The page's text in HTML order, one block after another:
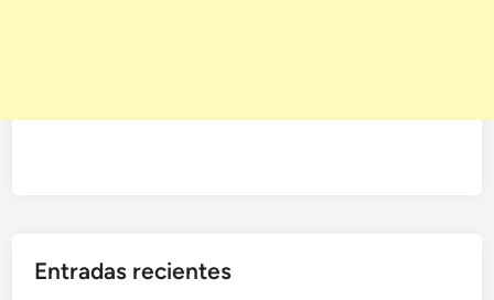
Entradas recientes